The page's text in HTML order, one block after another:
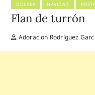
DULCES NAVIDAD
Flan de turrón
Adoracion Rodríguez